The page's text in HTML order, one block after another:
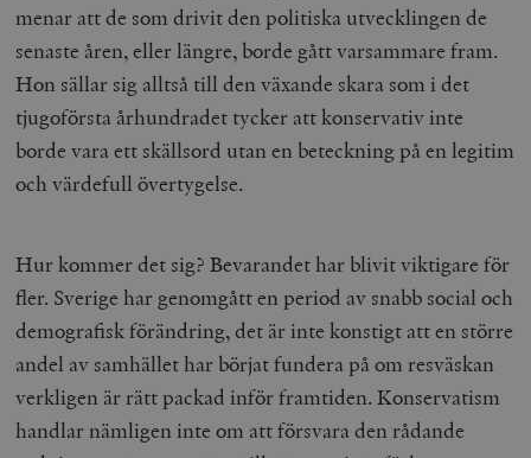
menar att de som drivit den politiska utvecklingen de
senaste åren, eller längre, borde gått varsammare fram.
Hon sällar sig alltså till den växande skara som i det
tjugoförsta århundradet tycker att konservativ inte
borde vara ett skällsord utan en beteckning på en legitim
och värdefull övertygelse.
Hur kommer det sig? Bevarandet har blivit viktigare för
fler. Sverige har genomgått en period av snabb social och
demografisk förändring, det är inte konstigt att en större
andel av samhället har börjat fundera på om resväskan
verkligen är rätt packad inför framtiden. Konservatism
handlar nämligen inte om att försvara den rådande